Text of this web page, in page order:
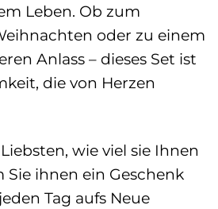
Leben. Ob zum
oder zu einem
Anlass – dieses Set ist
die von Herzen
wie viel sie Ihnen
ihnen ein Geschenk
Tag aufs Neue